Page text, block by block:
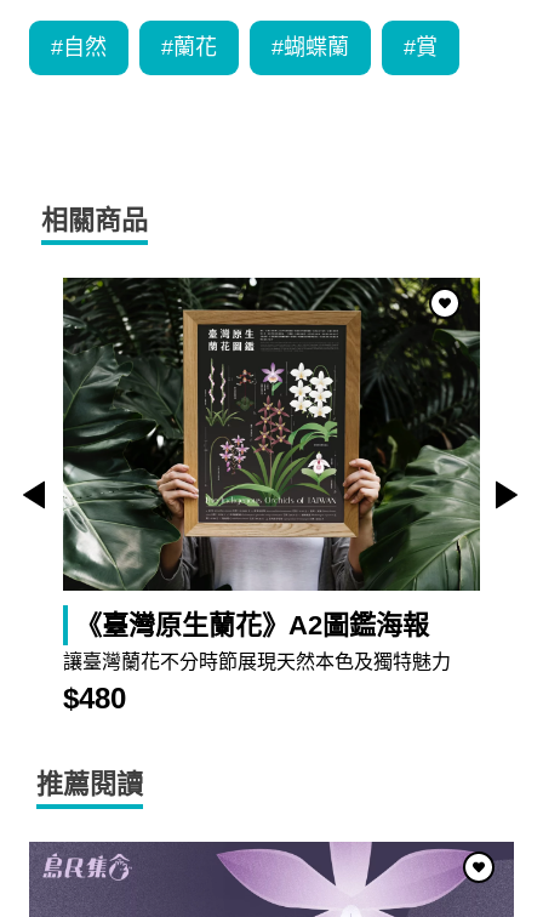
#自然 #蘭花 #蝴蝶蘭 #賞
相關商品
《臺灣原生蘭花》A2圖鑑海報
讓臺灣蘭花不分時節展現天然本色及獨特魅力
$480
推薦閱讀